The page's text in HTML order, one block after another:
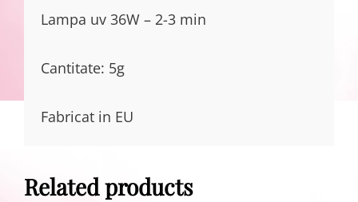
Lampa uv 36W – 2-3 min
Cantitate: 5g
Fabricat in EU
Related products